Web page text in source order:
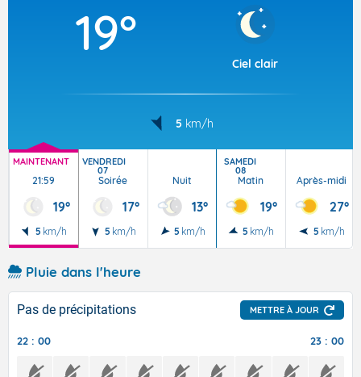
19°
Ciel clair
5 km/h
MAINTENANT
21:59
19°
5 km/h
VENDREDI
07
Soirée
17°
5 km/h
Nuit
13°
5 km/h
SAMEDI
08
Matin
19°
5 km/h
Après-midi
27°
5 km/h
Pluie dans l'heure
Pas de précipitations METTRE À JOUR
22 : 00 23 : 00